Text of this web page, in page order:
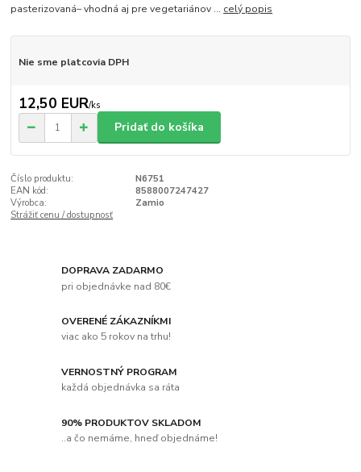
pasterizovaná– vhodná aj pre vegetariánov ... celý popis
Nie sme platcovia DPH
12,50 EUR/ks
Pridať do košíka
Číslo produktu:
N6751
EAN kód:
8588007247427
Výrobca:
Zamio
Strážiť cenu / dostupnosť
DOPRAVA ZADARMO
pri objednávke nad 80€
OVERENÉ ZÁKAZNÍKMI
viac ako 5 rokov na trhu!
VERNOSTNÝ PROGRAM
každá objednávka sa ráta
90% PRODUKTOV SKLADOM
..a čo nemáme, hneď objednáme!